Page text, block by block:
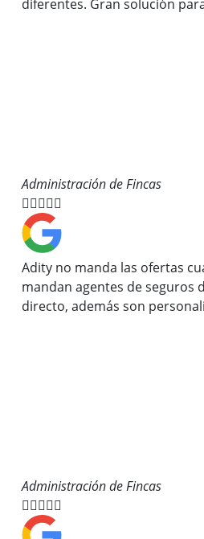
diferentes. Gran solución
Administración de Fincas

Adity no manda las ofertas
mandan agentes de seguros
directo, además son
Administración de Fincas
